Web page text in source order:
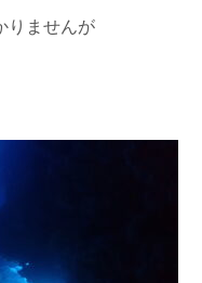
りませんが